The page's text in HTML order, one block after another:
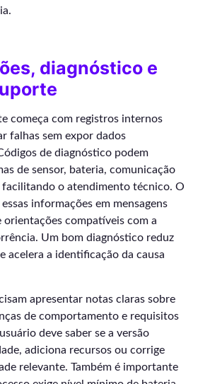
diagnóstico e
começa com registros internos
falhas sem expor dados
de diagnóstico podem
de sensor, bateria, comunicação
o atendimento técnico. O
informações em mensagens
orientações compatíveis com a
Um bom diagnóstico reduz
acelera a identificação da causa
apresentar notas claras sobre
de comportamento e requisitos
deve saber se a versão
adiciona recursos ou corrige
relevante. Também é importante